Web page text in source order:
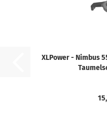
XLPower - Nimbus